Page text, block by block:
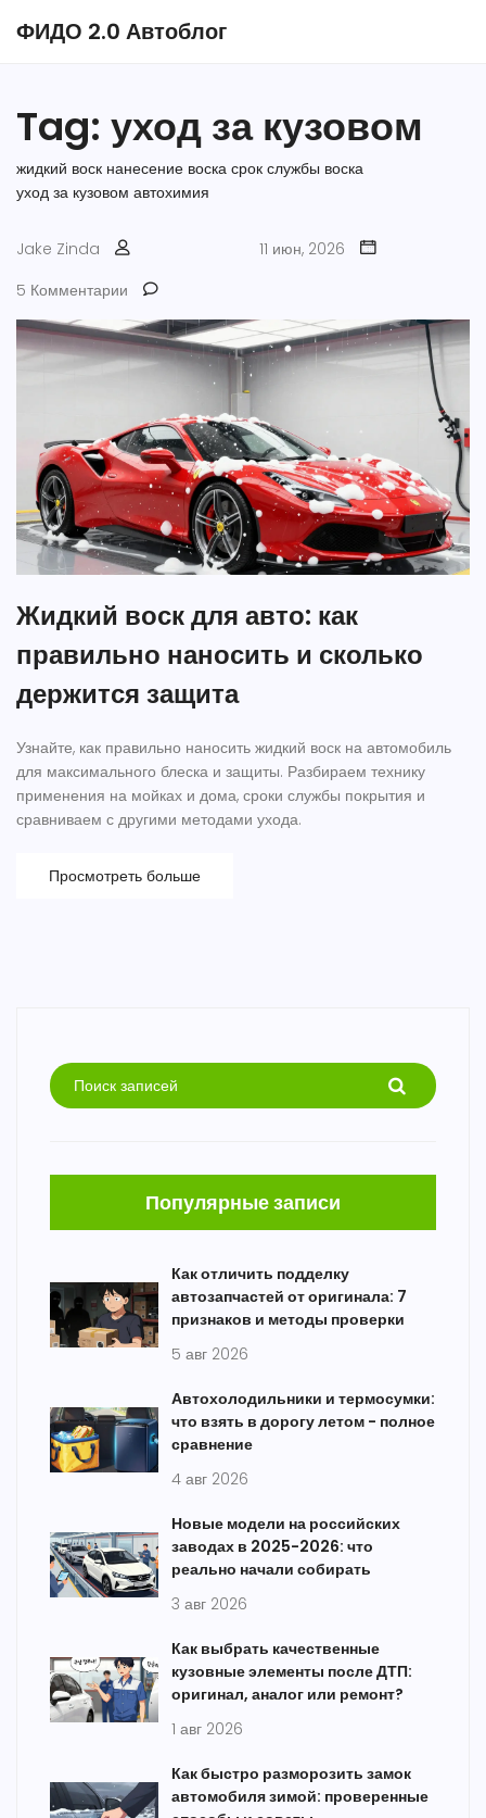
ФИДО 2.0 Автоблог
Tag: уход за кузовом
жидкий воск нанесение воска срок службы воска
уход за кузовом автохимия
Jake Zinda
11 июн, 2026
5 Комментарии
Жидкий воск для авто: как
правильно наносить и сколько
держится защита
Узнайте, как правильно наносить жидкий воск на автомобиль
для максимального блеска и защиты. Разбираем технику
применения на мойках и дома, сроки службы покрытия и
сравниваем с другими методами ухода.
Просмотреть больше
Популярные записи
Как отличить подделку
автозапчастей от оригинала: 7
признаков и методы проверки
5 авг 2026
Автохолодильники и термосумки:
что взять в дорогу летом - полное
сравнение
4 авг 2026
Новые модели на российских
заводах в 2025-2026: что
реально начали собирать
3 авг 2026
Как выбрать качественные
кузовные элементы после ДТП:
оригинал, аналог или ремонт?
1 авг 2026
Как быстро разморозить замок
автомобиля зимой: проверенные